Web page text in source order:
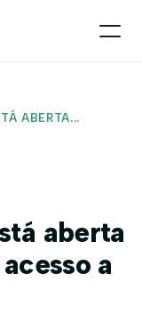
ABERTA...
aberta
a